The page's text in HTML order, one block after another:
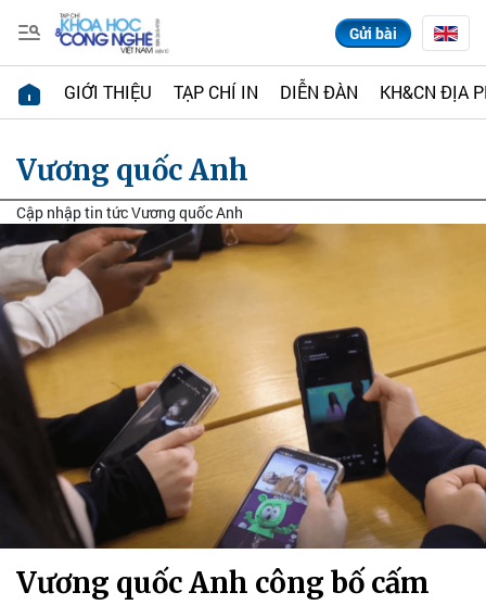
Gửi bài
GIỚI THIỆU TẠP CHÍ IN DIỄN ĐÀN KH&CN ĐỊA
Vương quốc Anh
Cập nhập tin tức Vương quốc Anh
Vương quốc Anh công bố cấm